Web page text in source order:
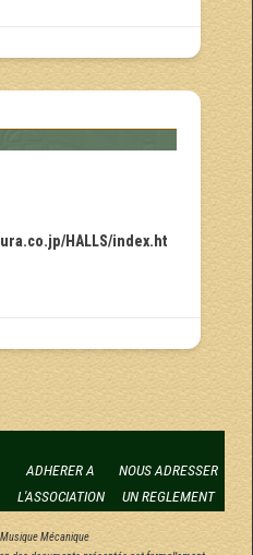
HALLS/index.ht
ADHERER A
L'ASSOCIATION
NOUS ADRESSER
UN REGLEMENT
Mécanique